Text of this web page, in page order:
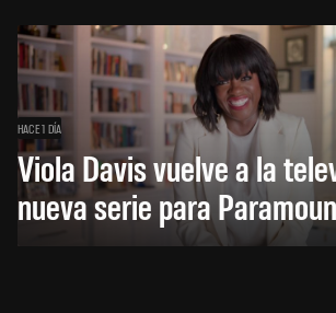
HACE 1 DÍA
Viola Davis vuelve a la
nueva serie para